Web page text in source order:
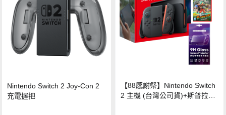
Nintendo Switch 2 Joy-Con 2
充電握把
【88感謝祭】Nintendo Switch
2 主機 (台灣公司貨)+斯普拉遁